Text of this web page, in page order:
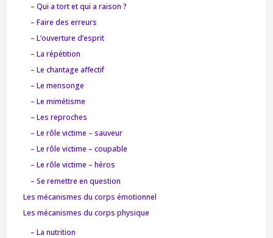
– Qui a tort et qui a raison ?
– Faire des erreurs
– L’ouverture d’esprit
– La répétition
– Le chantage affectif
– Le mensonge
– Le mimétisme
– Les reproches
– Le rôle victime – sauveur
– Le rôle victime – coupable
– Le rôle victime – héros
– Se remettre en question
Les mécanismes du corps émotionnel
Les mécanismes du corps physique
– La nutrition